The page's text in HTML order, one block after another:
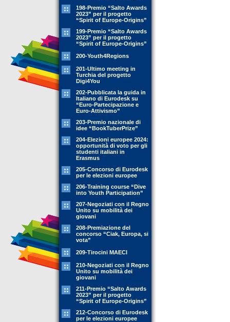
198-Premio “Salto Awards
2023” per il progetto
“Spirit of Europe-Origins”
199-Premio “Salto Awards
2023” per il progetto
“Spirit of Europe-Origins”
200-Youth4Regions
201-Ultimo meeting in
Turchia del progetto
Digi4You
202-Pubblicata la guida in
Italiano di Eurodesk su
“Euro-Partecipazione e
Euro-Attivismo”
203-Premio nazionale di
idee “BookTuberPrize”
204-Elezioni europee 2024:
opportunità di voto per gli
studenti italiani in
Erasmus
205-Concorso di Eurodesk
per le elezioni europee
206-Training course “Dive
into Youth Participation”
207-Negoziati con il Regno
Unito su mobilità dei
giovani
208-Premiazione del
concorso “Ciak, Europa, si
vota”
209-Tirocini MAECI
210-Negoziati con il Regno
Unito su mobilità dei
giovani
211-Premio “Salto Awards
2023” per il progetto
“Spirit of Europe-Origins”
212-Concorso di Eurodesk
per le elezioni europee